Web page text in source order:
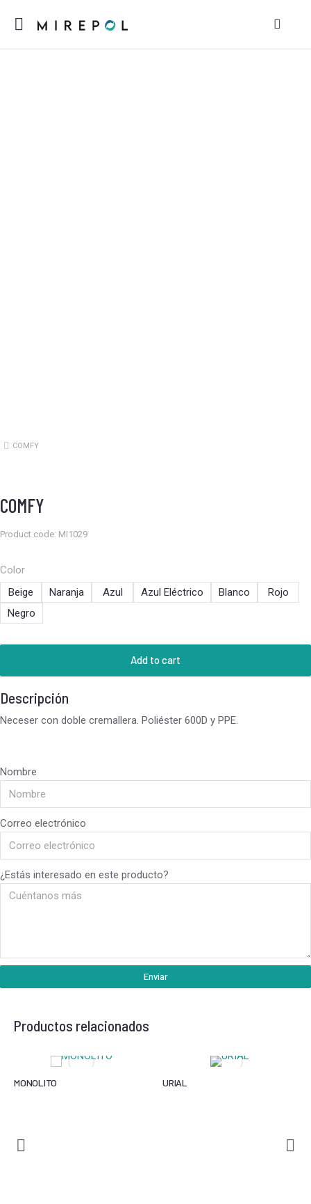
Estás aquí:
COMFY
COMFY
Product code: MI1029
Color
Beige
Naranja Azul Azul Eléctrico Blanco
Rojo
Negro
Add to cart
Descripción
Neceser con doble cremallera. Poliéster 600D y PPE.
Nombre
Correo electrónico
¿Estás interesado en este producto?
Enviar
Productos relacionados
MONOLITO URIAL